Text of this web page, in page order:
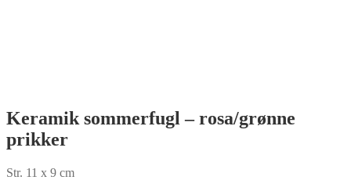
Keramik sommerfugl – rosa/grønne
prikker
Str. 11 x 9 cm